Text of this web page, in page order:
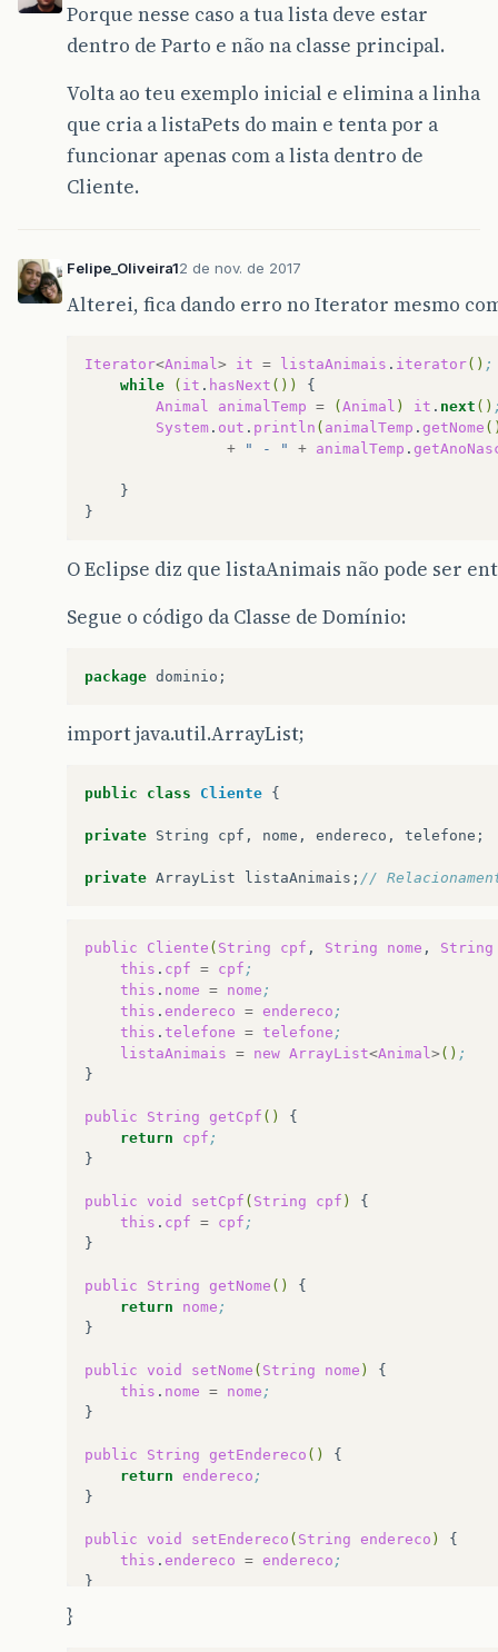
Porque nesse caso a tua lista deve estar
dentro de Parto e não na classe principal.
Volta ao teu exemplo inicial e elimina a linha
que cria a listaPets do main e tenta por a
funcionar apenas com a lista dentro de
Cliente.
Felipe_Oliveira12 de nov. de 2017
Alterei, fica dando erro no Iterator mesmo
Iterator<Animal> it = listaAnimais . iterator() ;
while
( it . hasNext ())
Animal
animalTemp = ( Animal ) it . next ()
System . out . println ( animalTemp . getNome
+
" - " + animalTemp .
}
O Eclipse diz que listaAnimais não pode ser
Segue o código da Classe de Domínio:
package dominio ;
import java.util.ArrayList;
public class Cliente {
private String cpf , nome , endereco , telefone ;
private ArrayList listaAnimais ; //
public Cliente ( String cpf , String nome ,
String
this . cpf = cpf ;
this . nome = nome ;
this . endereco = endereco ;
this . telefone = telefone ;
listaAnimais = new ArrayList<Animal> () ;
}
public String getCpf ()
return
cpf ;
}
public void setCpf ( String cpf )
this . cpf = cpf ;
}
public String getNome ()
return
nome ;
}
public void setNome ( String nome )
this . nome = nome ;
}
public String getEndereco ()
return endereco ;
}
public void setEndereco ( String endereco )
this . endereco = endereco ;
}
}